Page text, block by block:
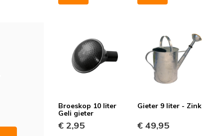
Broeskop 10 liter
Geli gieter
€ 2,95
Gieter 9 liter - Zink
€ 49,95